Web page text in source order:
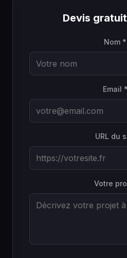
Devis
Nom *
Email *
URL du
Votre